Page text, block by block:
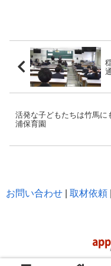
活発な子どもたちは竹馬
浦保育園
お問い合わせ 取材依頼